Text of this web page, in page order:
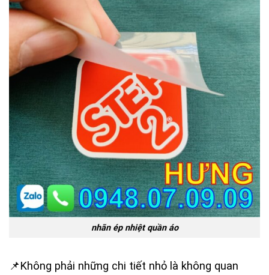
nhãn ép nhiệt quần áo
📌Không phải những chi tiết nhỏ là không quan